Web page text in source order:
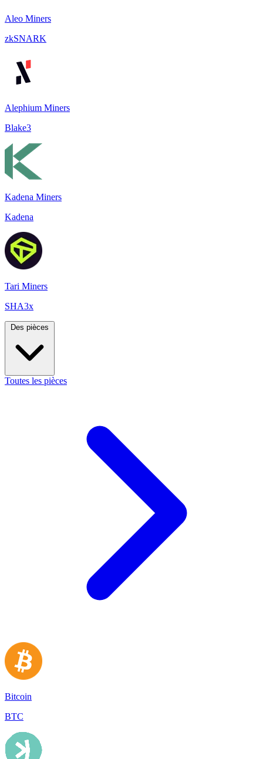
Aleo Miners
zkSNARK
Alephium Miners
Blake3
Kadena Miners
Kadena
Tari Miners
SHA3x
Des pièces
Toutes les pièces
Bitcoin
BTC